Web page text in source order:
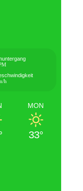
h
MON
33°